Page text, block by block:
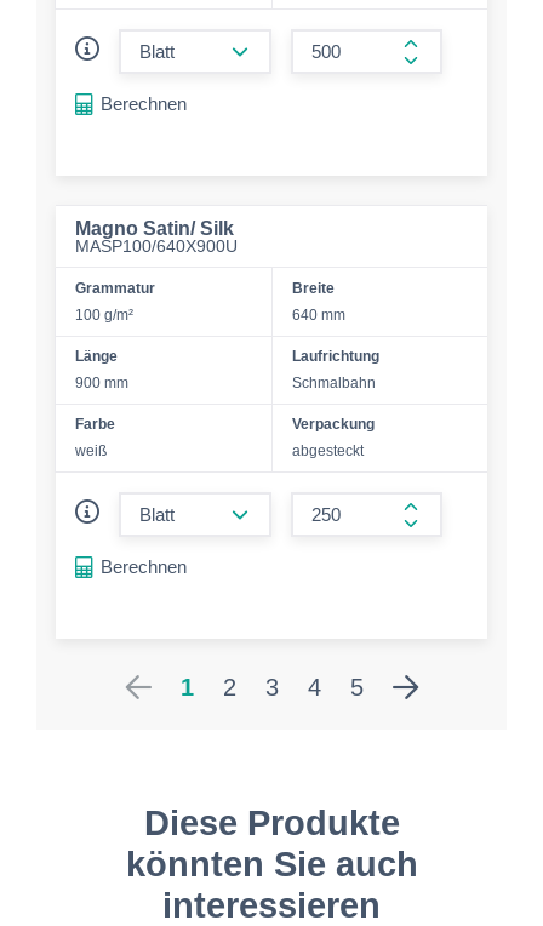
form.increase-
Berechnen
Magno Satin/ Silk
MASP100/640X900U
Grammatur
100 g/m²
Breite
640 mm
Länge
900 mm
Laufrichtung
Schmalbahn
Farbe
weiß
Verpackung
abgesteckt
form.increase-
Berechnen
1 2 3 4 5
Diese Produkte
könnten Sie auch
interessieren